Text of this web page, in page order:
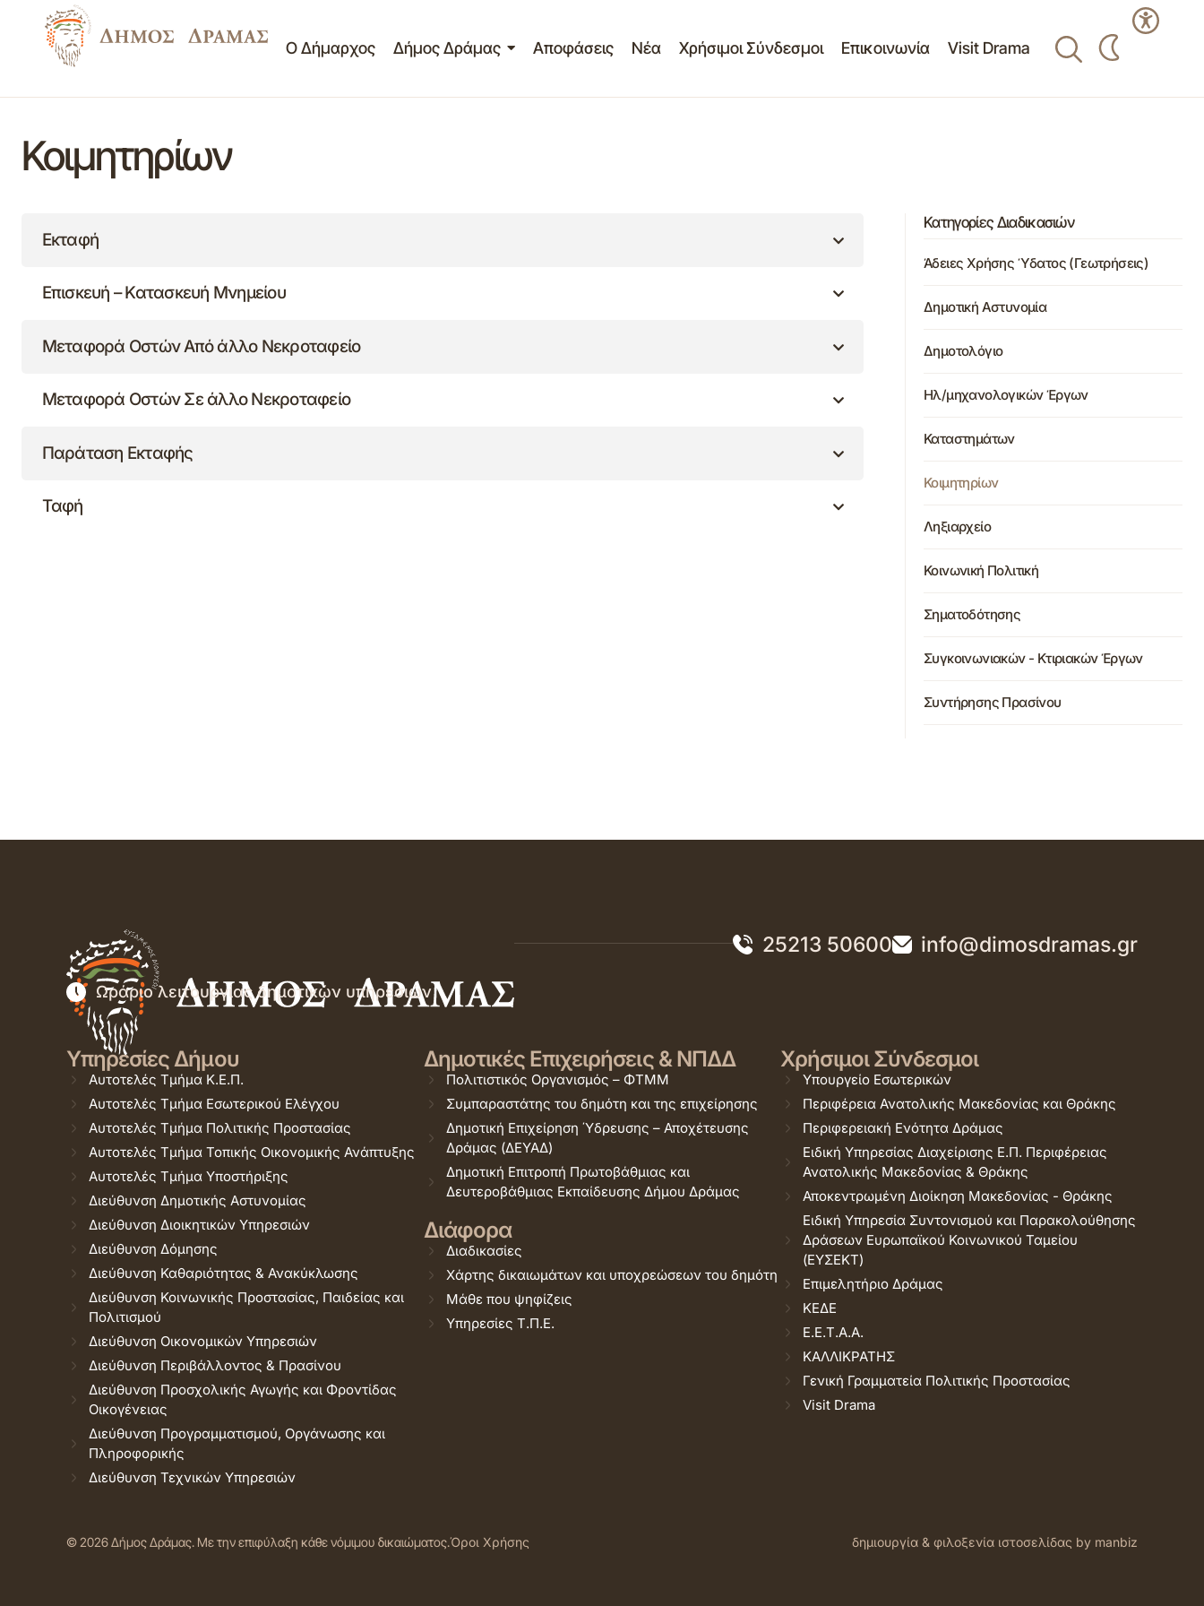
Ο Δήμαρχος Δήμος Δράμας Αποφάσεις Νέα Χρήσιμοι Σύνδεσμοι Επικοινωνία Visit Drama
Κοιμητηρίων
Εκταφή
Επισκευή – Κατασκευή Μνημείου
Μεταφορά Οστών Από άλλο Νεκροταφείο
Μεταφορά Οστών Σε άλλο Νεκροταφείο
Παράταση Εκταφής
Ταφή
Κατηγορίες Διαδικασιών
Άδειες Χρήσης Ύδατος (Γεωτρήσεις)
Δημοτική Αστυνομία
Δημοτολόγιο
Ηλ/μηχανολογικών Έργων
Καταστημάτων
Κοιμητηρίων
Ληξιαρχείο
Κοινωνική Πολιτική
Σηματοδότησης
Συγκοινωνιακών - Κτιριακών Έργων
Συντήρησης Πρασίνου
25213 50600 info@dimosdramas.gr
Ωράριο λειτουργίας δημοτικών υπηρεσιών
Υπηρεσίες Δήμου
Αυτοτελές Τμήμα Κ.Ε.Π.
Αυτοτελές Τμήμα Εσωτερικού Ελέγχου
Αυτοτελές Τμήμα Πολιτικής Προστασίας
Αυτοτελές Τμήμα Τοπικής Οικονομικής Ανάπτυξης
Αυτοτελές Τμήμα Υποστήριξης
Διεύθυνση Δημοτικής Αστυνομίας
Διεύθυνση Διοικητικών Υπηρεσιών
Διεύθυνση Δόμησης
Διεύθυνση Καθαριότητας & Ανακύκλωσης
Διεύθυνση Κοινωνικής Προστασίας, Παιδείας και
Πολιτισμού
Διεύθυνση Οικονομικών Υπηρεσιών
Διεύθυνση Περιβάλλοντος & Πρασίνου
Διεύθυνση Προσχολικής Αγωγής και Φροντίδας
Οικογένειας
Διεύθυνση Προγραμματισμού, Οργάνωσης και
Πληροφορικής
Διεύθυνση Τεχνικών Υπηρεσιών
Δημοτικές Επιχειρήσεις & ΝΠΔΔ
Πολιτιστικός Οργανισμός – ΦΤΜΜ
Συμπαραστάτης του δημότη και της επιχείρησης
Δημοτική Επιχείρηση Ύδρευσης – Αποχέτευσης
Δράμας (ΔΕΥΑΔ)
Δημοτική Επιτροπή Πρωτοβάθμιας και
Δευτεροβάθμιας Εκπαίδευσης Δήμου Δράμας
Διάφορα
Διαδικασίες
Χάρτης δικαιωμάτων και υποχρεώσεων του δημότη
Μάθε που ψηφίζεις
Υπηρεσίες Τ.Π.Ε.
Χρήσιμοι Σύνδεσμοι
Υπουργείο Εσωτερικών
Περιφέρεια Ανατολικής Μακεδονίας και Θράκης
Περιφερειακή Ενότητα Δράμας
Ειδική Υπηρεσίας Διαχείρισης Ε.Π. Περιφέρειας
Ανατολικής Μακεδονίας & Θράκης
Αποκεντρωμένη Διοίκηση Μακεδονίας - Θράκης
Ειδική Υπηρεσία Συντονισμού και Παρακολούθησης
Δράσεων Ευρωπαϊκού Κοινωνικού Ταμείου
(ΕΥΣΕΚΤ)
Επιμελητήριο Δράμας
ΚΕΔΕ
Ε.Ε.Τ.Α.Α.
ΚΑΛΛΙΚΡΑΤΗΣ
Γενική Γραμματεία Πολιτικής Προστασίας
Visit Drama
© 2026 Δήμος Δράμας. Με την επιφύλαξη κάθε νόμιμου δικαιώματος.Όροι Χρήσης δημιουργία & φιλοξενία ιστοσελίδας by manbiz